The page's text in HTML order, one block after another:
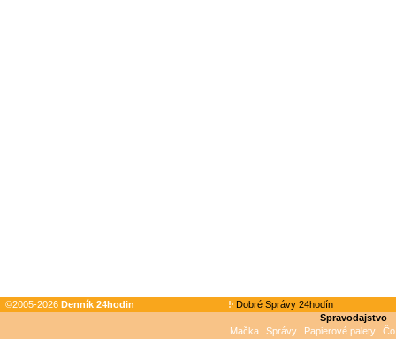
©2005-2026 Denník 24hodin
Dobré Správy 24hodín
Spravodajstvo
Mačka
Správy Papierové palety